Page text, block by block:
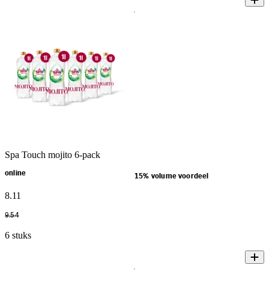
Spa Touch mojito 6-pack
online 15% volume voordeel
8.11
9.54
6 stuks